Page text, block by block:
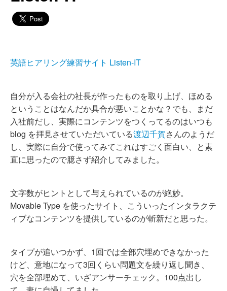
英語ヒアリング練習サイト Listen-IT
自分が入る会社の社長が作ったものを取り上げ、ほめる
ということはなんだか具合が悪いことかな？でも、まだ
入社前だし、実際にコンテンツをつくってるのはいつも
blog を拝見させていただいている渡辺千賀さんのようだ
し、実際に自分で使ってみてこれはすごく面白い、と素
直に思ったので臆さず紹介してみました。
文字数がヒントとして与えられているのが絶妙。
Movable Type を使ったサイト、こういったインタラクテ
ィブなコンテンツを提供しているのが斬新だと思った。
タイプが追いつかず、1回では全部穴埋めできなかった
けど、意地になって3回くらい問題文を繰り返し聞き、
穴を全部埋めて、いざアンサーチェック。100点出し